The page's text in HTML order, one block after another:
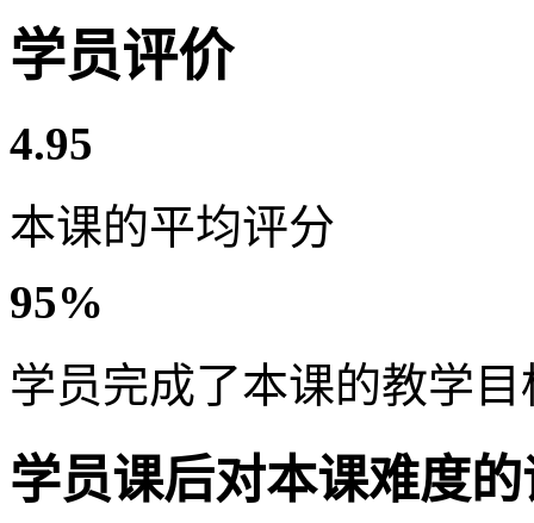
学员评价
4.95
本课的平均评分
95%
学员完成了本课的教学目
学员课后对本课难度